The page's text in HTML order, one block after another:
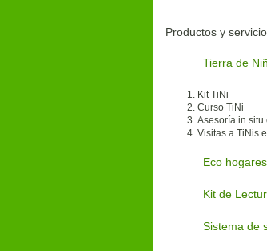
Productos y
Tierra de
Kit TiNi
Curso TiNi
Asesoría in situ
Visitas a TiNis
Eco hogares
Kit de
Sistema de